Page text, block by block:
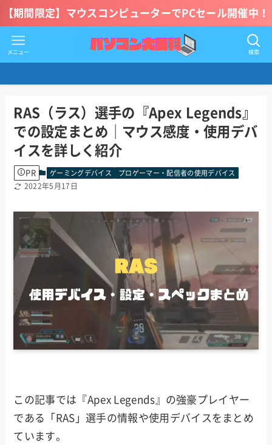
【期間限定】マウスコンピューターでPCセール開催中！
検索
メニュー
RAS（ラス）選手の『Apex Legends』
での設定まとめ｜マウス感度・使用デバ
イスを詳しく紹介
PR ゲーミングデバイス プロゲーマー・配信者の使用デバイス
2022年5月17日
この記事では『Apex Legends』の強豪プレイヤー
である「RAS」選手の情報や使用デバイスをまとめ
ています。